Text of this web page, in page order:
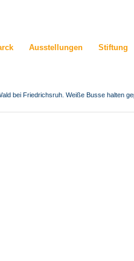
Ausstellungen Stiftung
bei Friedrichsruh. Weiße Busse halten